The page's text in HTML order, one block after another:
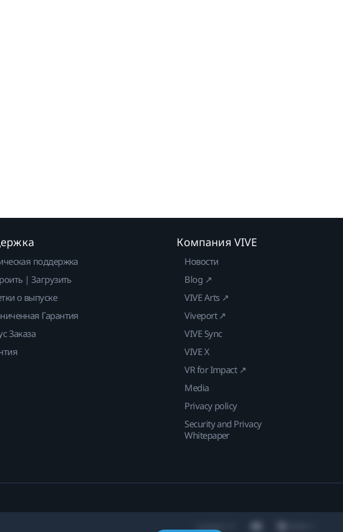
поддержка
| Загрузить
о выпуске
Гарантия
Заказа
Компания VIVE
Новости
Blog ↗
VIVE Arts ↗
Viveport ↗
VIVE Sync
VIVE X
VR for Impact ↗
Media
Privacy policy
Security and Privacy
Whitepaper